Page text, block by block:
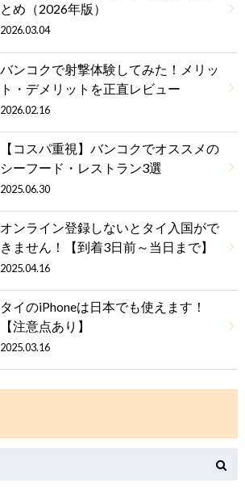
とめ（2026年版）
2026.03.04
バンコクで射撃体験してみた！メリッ
ト・デメリットを正直レビュー
2026.02.16
【コスパ重視】バンコクでオススメの
シーフード・レストラン3選
2025.06.30
オンライン登録しないとタイ入国がで
きません！【到着3日前～当日まで】
2025.04.16
タイのiPhoneは日本でも使えます！
【注意点あり】
2025.03.16